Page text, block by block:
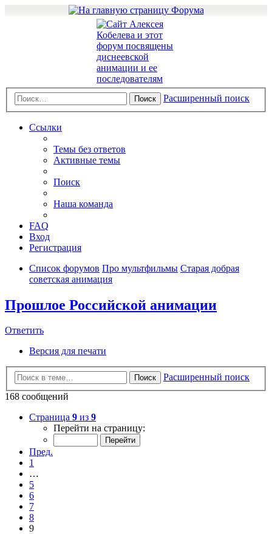
Поиск Расширенный поиск
Ссылки
Темы без ответов
Активные темы
Поиск
Наша команда
FAQ
Вход
Регистрация
Список форумов Про мультфильмы Старая добрая
советская анимация
Прошлое Российской анимации
Ответить
Версия для печати
Поиск
Расширенный поиск
168 сообщений
Страница 9 из 9
Перейти на страницу:
Пред.
1
…
5
6
7
8
9